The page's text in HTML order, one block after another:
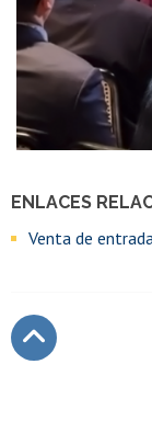
ENLACES
Venta de